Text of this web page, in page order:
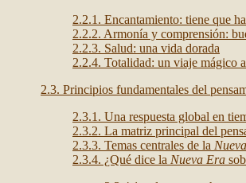
2.2.1. Encantamiento: tiene que
2.2.2. Armonía y comprensión:
2.2.3. Salud: una vida dorada
2.2.4. Totalidad: un viaje mágico
2.3. Principios fundamentales del
2.3.1. Una respuesta global en
2.3.2. La matriz principal del
2.3.3. Temas centrales de la
2.3.4. ¿Qué dice la Nueva Era